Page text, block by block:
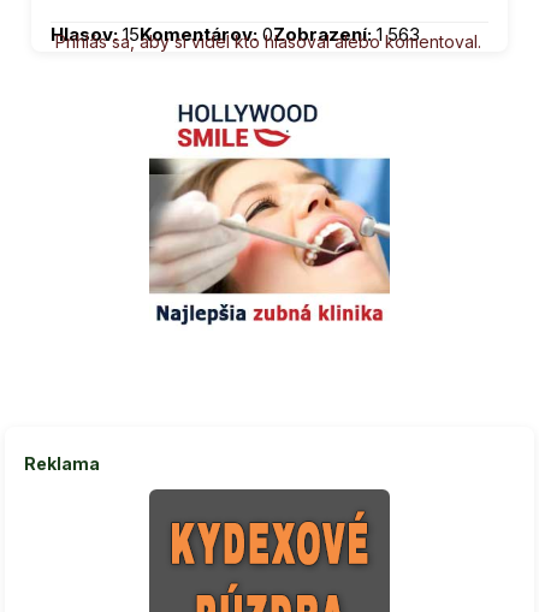
Hlasov: 15Komentárov: 0Zobrazení:1 563
Prihlás sa, aby si videl kto hlasoval alebo komentoval.
Reklama